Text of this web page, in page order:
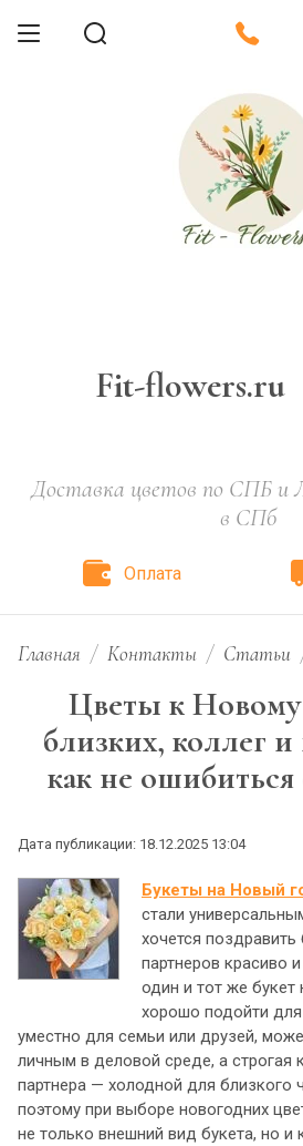
Fit-
Доставка цветов по СПБ и
в СПб
Оплата
Главная / Контакты / Статьи
Цветы к Новому
близких, коллег и
как не
Дата публикации: 18.12.2025 13:04
Букеты на Новый
стали
хочется поздравить
партнеров красиво
один и тот же
хорошо подойти для
уместно для семьи или друзей,
личным в деловой среде, а строгая
партнера — холодной для близкого
поэтому при выборе новогодних
не только внешний вид букета, но и